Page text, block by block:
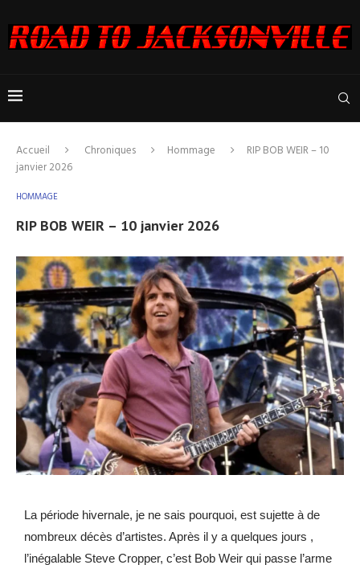
Accueil Chroniques Hommage
RIP BOB WEIR – 10
janvier 2026
HOMMAGE
RIP BOB WEIR – 10 janvier 2026
La période hivernale, je ne sais pourquoi, est sujette à de
nombreux décès d’artistes. Après il y a quelques jours ,
l’inégalable Steve Cropper, c’est Bob Weir qui passe l’arme